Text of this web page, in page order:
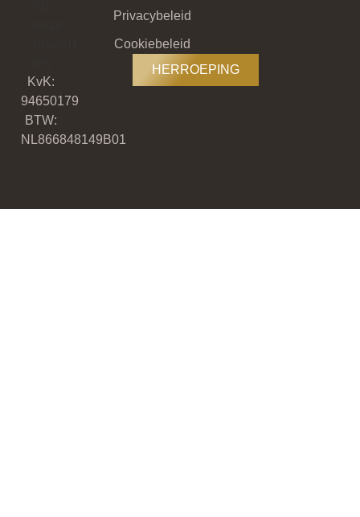
KvK:
94650179
BTW:
NL866848149B01
Privacybeleid
Cookiebeleid
HERROEPING